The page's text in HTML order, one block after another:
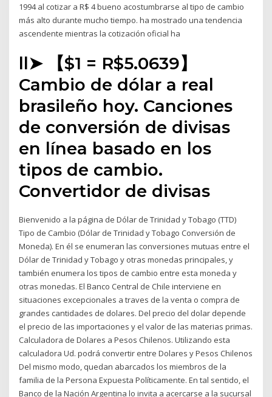
1994 al cotizar a R$ 4 bueno acostumbrarse al tipo de cambio
más alto durante mucho tiempo. ha mostrado una tendencia
ascendente mientras la cotización oficial ha
ll➤ 【$1 = R$5.0639】
Cambio de dólar a real
brasileño hoy. Canciones
de conversión de divisas
en línea basado en los
tipos de cambio.
Convertidor de divisas
Bienvenido a la página de Dólar de Trinidad y Tobago (TTD)
Tipo de Cambio (Dólar de Trinidad y Tobago Conversión de
Moneda). En él se enumeran las conversiones mutuas entre el
Dólar de Trinidad y Tobago y otras monedas principales, y
también enumera los tipos de cambio entre esta moneda y
otras monedas. El Banco Central de Chile interviene en
situaciones excepcionales a traves de la venta o compra de
grandes cantidades de dolares. Del precio del dolar depende
el precio de las importaciones y el valor de las materias primas.
Calculadora de Dolares a Pesos Chilenos. Utilizando esta
calculadora Ud. podrá convertir entre Dolares y Pesos Chilenos
Del mismo modo, quedan abarcados los miembros de la
familia de la Persona Expuesta Políticamente. En tal sentido, el
Banco de la Nación Argentina lo invita a acercarse a la sucursal